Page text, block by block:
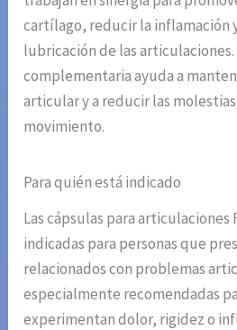
cartílago, reducir la inflamación
lubricación de las articulaciones.
complementaria ayuda a
articular y a reducir las
movimiento.
Para quién está indicado
Las cápsulas para articulaciones
indicadas para personas que
relacionados con problemas
especialmente recomendadas
experimentan dolor, rigidez o